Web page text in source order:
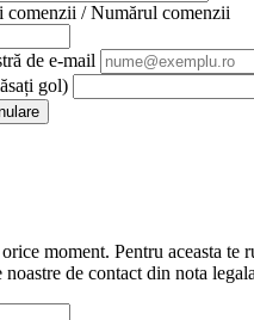
/ Numărul comenzii
de e-mail
gol)
moment. Pentru aceasta te
de contact din nota